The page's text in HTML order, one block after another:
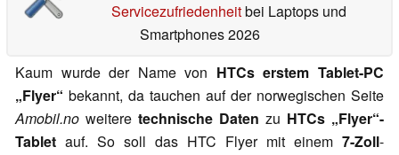
Servicezufriedenheitbei Laptops und
Smartphones 2026
Kaum wurde der Name von HTCs erstem Tablet-PC
„Flyer“ bekannt, da tauchen auf der norwegischen Seite
Amobil.no weitere technische Daten zu HTCs „Flyer“-
Tablet auf. So soll das HTC Flyer mit einem 7-Zoll-